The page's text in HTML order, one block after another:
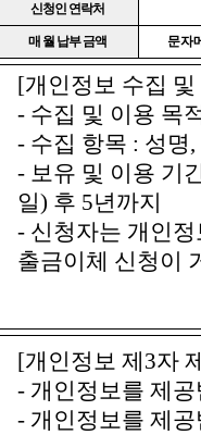
신청인 연락처
매 월 납부 금액 문자
[개인정보 수집
- 수집 및 이용 목
- 수집 항목 : 성명
- 보유 및 이용 기
일) 후 5년까지
- 신청자는 개인
출금이체 신청이
[개인정보 제3자
- 개인정보를 제
- 개인정보를 제